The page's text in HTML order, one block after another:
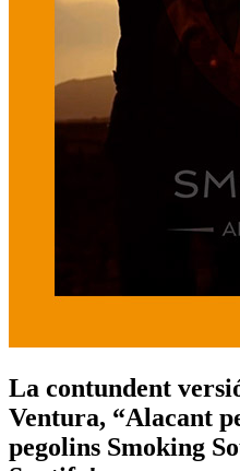
La contundent
Ventura, “Alacant
pegolins Smoking